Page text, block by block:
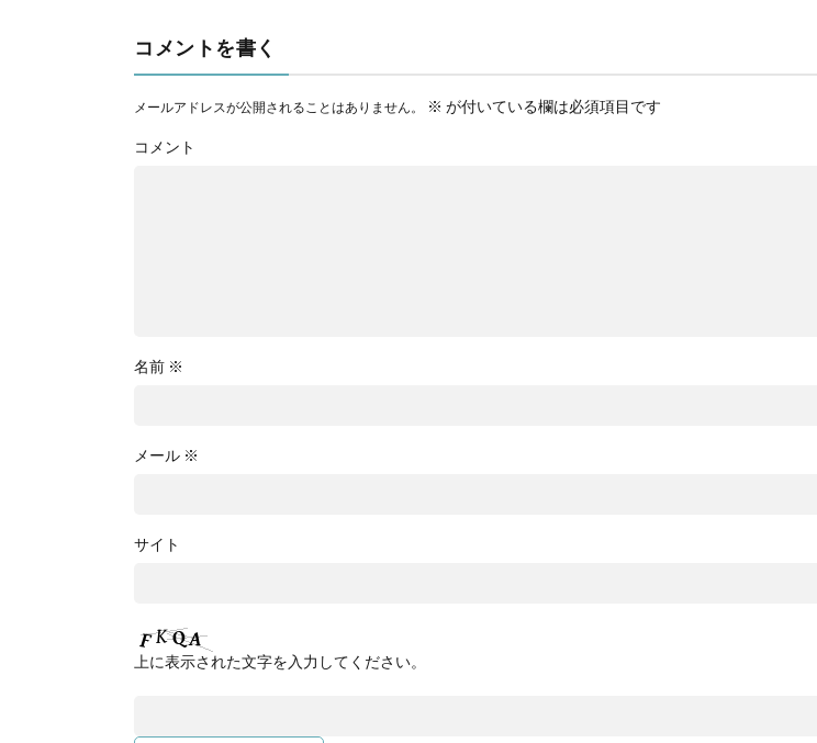
コメントを書く
メールアドレスが公開されることはありません。 ※ が付いている欄は必須項目です
コメント
名前 ※
メール ※
サイト
上に表示された文字を入力してください。